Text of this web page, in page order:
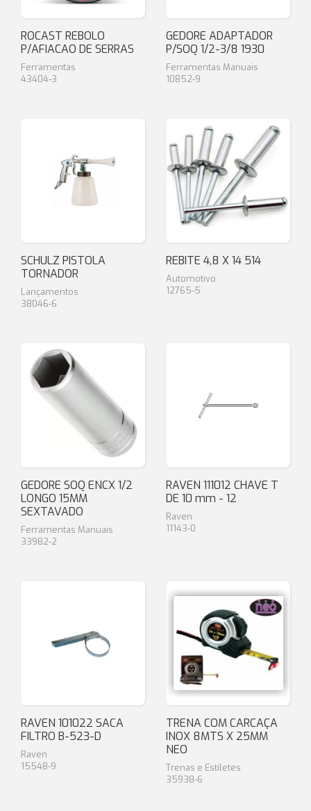
ROCAST REBOLO
P/AFIACAO DE SERRAS
Ferramentas
43404-3
GEDORE ADAPTADOR
P/SOQ 1/2-3/8 1930
Ferramentas Manuais
10852-9
SCHULZ PISTOLA
TORNADOR
Lançamentos
38046-6
REBITE 4,8 X 14 514
Automotivo
12765-5
GEDORE SOQ ENCX 1/2
LONGO 15MM
SEXTAVADO
Ferramentas Manuais
33982-2
RAVEN 111012 CHAVE T
DE 10 mm - 12
Raven
11143-0
RAVEN 101022 SACA
FILTRO B-523-D
Raven
15548-9
TRENA COM CARCAÇA
INOX 8MTS X 25MM
NEO
Trenas e Estiletes
35938-6